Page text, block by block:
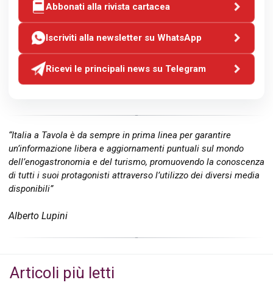
Abbonati alla rivista cartacea
Iscriviti alla newsletter su WhatsApp
Ricevi le principali news su Telegram
“Italia a Tavola è da sempre in prima linea per garantire
un’informazione libera e aggiornamenti puntuali sul mondo
dell’enogastronomia e del turismo, promuovendo la conoscenza
di tutti i suoi protagonisti attraverso l’utilizzo dei diversi media
disponibili”
Alberto Lupini
Articoli più letti